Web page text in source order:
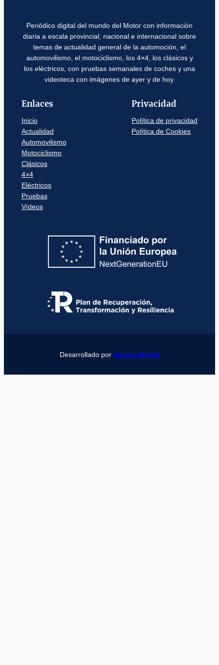
Periódico digital del mundo del Motor con información
diaria a escala provincial, nacional e internacional sobre
temas de actualidad general de la automoción, el
automovilismo, el motociclismo, los 4×4, los clásicos y
los eléctricos, con pruebas semanales de coches y una
videoteca con imágenes de ayer y de hoy.
Enlaces
Inicio
Actualidad
Automovilismo
Motociclismo
Clásicos
4×4
Eléctricos
Pruebas
Vídeos
Privacidad
Política de privacidad
Política de Cookies
Desarrollado por Girona Studio